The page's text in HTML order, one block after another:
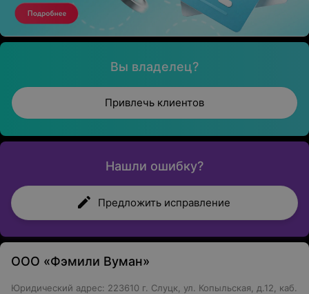
Вы владелец?
Привлечь клиентов
Нашли ошибку?
Предложить исправление
ООО «Фэмили Вуман»
Юридический адрес: 223610 г. Слуцк, ул. Копыльская, д.12, каб.